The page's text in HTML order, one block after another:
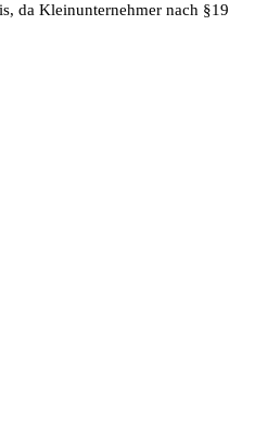
da Kleinunternehmer nach §19